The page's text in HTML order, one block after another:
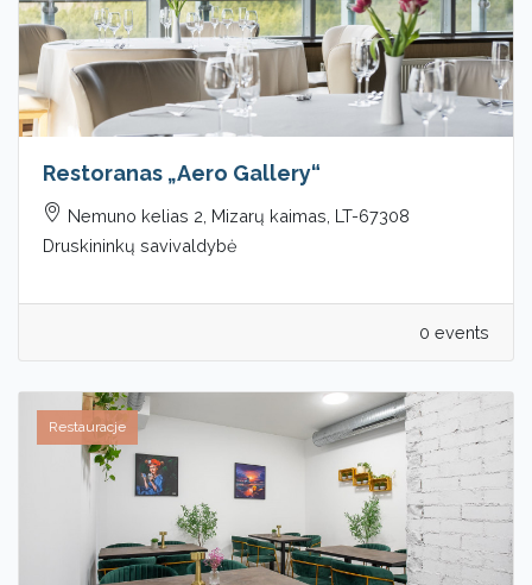
Restoranas „Aero Gallery“
Nemuno kelias 2, Mizarų kaimas, LT-67308
Druskininkų savivaldybė
0 events
Restauracje